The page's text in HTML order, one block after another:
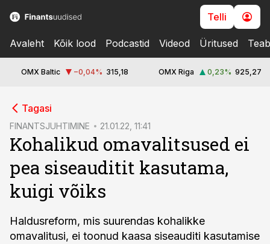
Telli
Avaleht Kõik lood Podcastid Videod Üritused
OMX Baltic −0,04% 315,18 OMX Riga 0,23% 925,27
Tagasi
FINANTSJUHTIMINE 21.01.22, 11:41
Kohalikud omavalitsused ei
pea siseauditit kasutama,
kuigi võiks
Haldusreform, mis suurendas kohalikke
omavalitusi, ei toonud kaasa siseauditi kasutamise